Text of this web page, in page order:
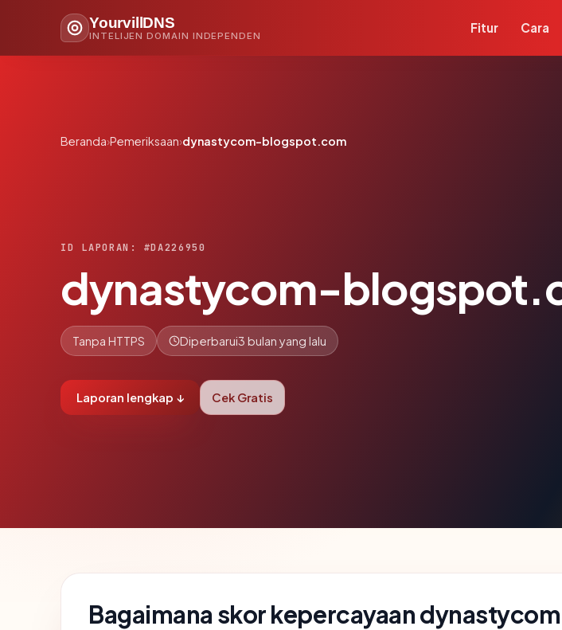
YourvillDNS
INTELIJEN DOMAIN INDEPENDEN
Fitur Cara
Beranda›Pemeriksaan›dynastycom-blogspot.com
ID LAPORAN: #DA226950
dynastycom-
Tanpa HTTPS Diperbarui3 bulan yang lalu
Laporan lengkap ↓ Cek Gratis
Bagaimana skor kepercayaan